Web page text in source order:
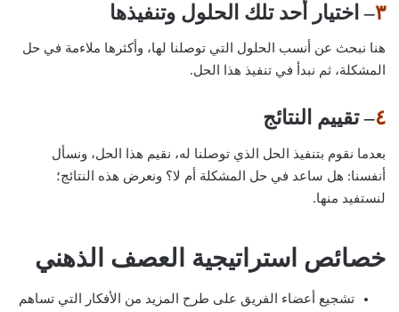
٣– اختيار أحد تلك الحلول وتنفيذها
هنا نبحث عن أنسب الحلول التي توصلنا لها، وأكثرها ملاءمة في حل
المشكلة، ثم نبدأ في تنفيذ هذا الحل.
٤– تقييم النتائج
بعدما نقوم بتنفيذ الحل الذي توصلنا له، نقيم هذا الحل، ونسأل
أنفسنا: هل ساعد في حل المشكلة أم لا؟ ونعرض هذه النتائج؛
لنستفيد منها.
خصائص استراتيجية العصف الذهني
تشجيع أعضاء الفريق على طرح المزيد من الأفكار التي تساهم